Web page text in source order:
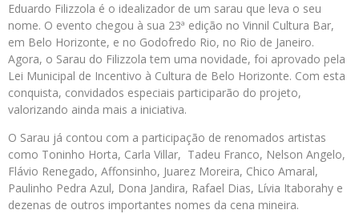
Eduardo Filizzola é o idealizador de um sarau que leva o seu
nome. O evento chegou à sua 23ª edição no Vinnil Cultura Bar,
em Belo Horizonte, e no Godofredo Rio, no Rio de Janeiro.
Agora, o Sarau do Filizzola tem uma novidade, foi aprovado pela
Lei Municipal de Incentivo à Cultura de Belo Horizonte. Com esta
conquista, convidados especiais participarão do projeto,
valorizando ainda mais a iniciativa.
O Sarau já contou com a participação de renomados artistas
como Toninho Horta, Carla Villar, Tadeu Franco, Nelson Angelo,
Flávio Renegado, Affonsinho, Juarez Moreira, Chico Amaral,
Paulinho Pedra Azul, Dona Jandira, Rafael Dias, Lívia Itaborahy e
dezenas de outros importantes nomes da cena mineira.